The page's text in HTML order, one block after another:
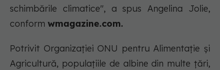
schimbările climatice", a spus Angelina Jolie,
conform wmagazine.com.
Potrivit Organizației ONU pentru Alimentație și
Agricultură, populațiile de albine din multe țări,